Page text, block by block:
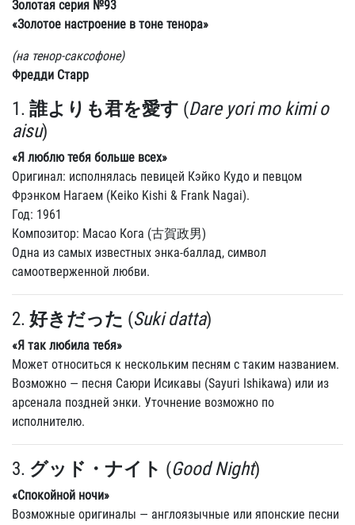
Золотая серия №93
«Золотое настроение в тоне тенора»
(на тенор-саксофоне)
Фредди Старр
1. 誰よりも君を愛す (Dare yori mo kimi o
aisu)
«Я люблю тебя больше всех»
Оригинал: исполнялась певицей Кэйко Кудо и певцом
Фрэнком Нагаем (Keiko Kishi & Frank Nagai).
Год: 1961
Композитор: Масао Кога (古賀政男)
Одна из самых известных энка-баллад, символ
самоотверженной любви.
2. 好きだった (Suki datta)
«Я так любила тебя»
Может относиться к нескольким песням с таким названием.
Возможно — песня Саюри Исикавы (Sayuri Ishikawa) или из
арсенала поздней энки. Уточнение возможно по
исполнителю.
3. グッド・ナイト (Good Night)
«Спокойной ночи»
Возможные оригиналы — англоязычные или японские песни